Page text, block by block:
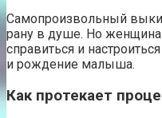
Самопроизвольный
рану в душе. Но
справиться и
и рождение малыша.
Как протекает